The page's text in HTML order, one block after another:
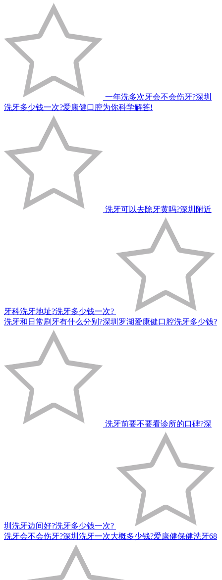
一年洗多次牙会不会伤牙?深圳
洗牙多少钱一次?爱康健口腔为你科学解答!
洗牙可以去除牙黄吗?深圳附近
牙科洗牙地址?洗牙多少钱一次?
洗牙和日常刷牙有什么分别?深圳罗湖爱康健口腔洗牙多少钱?
洗牙前要不要看诊所的口碑?深
圳洗牙边间好?洗牙多少钱一次?
洗牙会不会伤牙?深圳洗牙一次大概多少钱?爱康健保健洗牙68